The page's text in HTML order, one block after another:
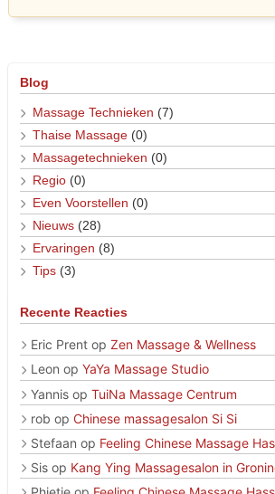
Blog
Massage Technieken (7)
Thaise Massage (0)
Massagetechnieken (0)
Regio (0)
Even Voorstellen (0)
Nieuws (28)
Ervaringen (8)
Tips (3)
Recente Reacties
Eric Prent op Zen Massage & Wellness
Leon op YaYa Massage Studio
Yannis op TuiNa Massage Centrum
rob op Chinese massagesalon Si Si
Stefaan op Feeling Chinese Massage
Sis op Kang Ying Massagesalon in